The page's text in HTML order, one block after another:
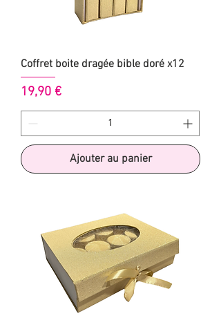
Coffret boite dragée bible doré x12
Prix
19,90 €
Ajouter au panier